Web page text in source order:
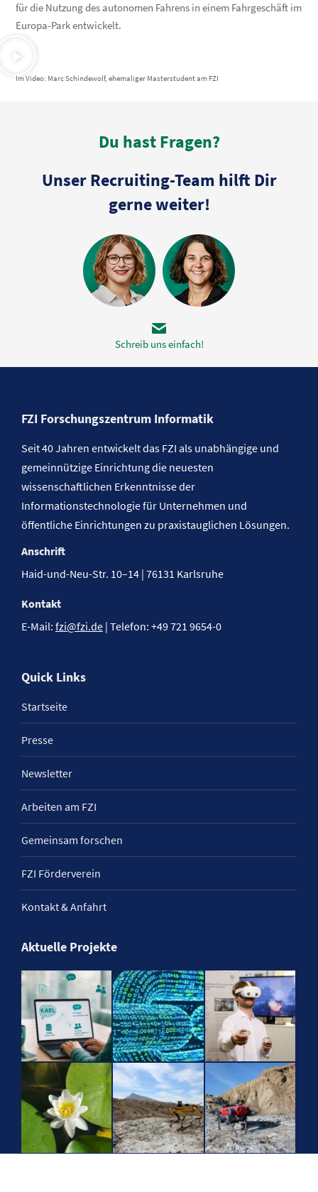
für die Nutzung des autonomen Fahrens in einem Fahrgeschäft im
Europa-Park entwickelt.
Im Video: Marc Schindewolf, ehemaliger Masterstudent am FZI
Du hast Fragen?
Unser Recruiting-Team hilft Dir
gerne weiter!
Schreib uns einfach!
FZI Forschungszentrum Informatik
Seit 40 Jahren entwickelt das FZI als unabhängige und
gemeinnützige Einrichtung die neuesten
wissenschaftlichen Erkenntnisse der
Informationstechnologie für Unternehmen und
öffentliche Einrichtungen zu praxistauglichen Lösungen.
Anschrift
Haid-und-Neu-Str. 10–14 | 76131 Karlsruhe
Kontakt
E-Mail: fzi@fzi.de | Telefon: +49 721 9654-0
Quick Links
Startseite
Presse
Newsletter
Arbeiten am FZI
Gemeinsam forschen
FZI Förderverein
Kontakt & Anfahrt
Aktuelle Projekte